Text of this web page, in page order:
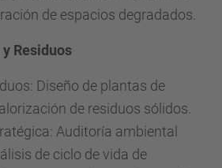
de espacios degradados.
Residuos
Diseño de plantas de
de residuos sólidos.
Auditoría ambiental
de ciclo de vida de